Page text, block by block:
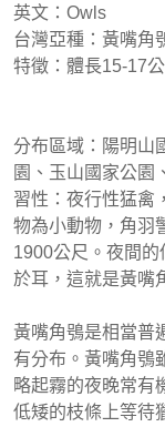
英文：Owls
台灣亞種：黃嘴角
特徵：體長15-17
分布區域：陽明山
園、玉山國家公園
習性：夜行性猛禽
物為小動物，角羽
1900公尺。夜間
於耳，這就是黃嘴
黃嘴角鴞是相當普
有分布。黃嘴角鴞
略起霧的夜晚常有
低矮的枝條上等待